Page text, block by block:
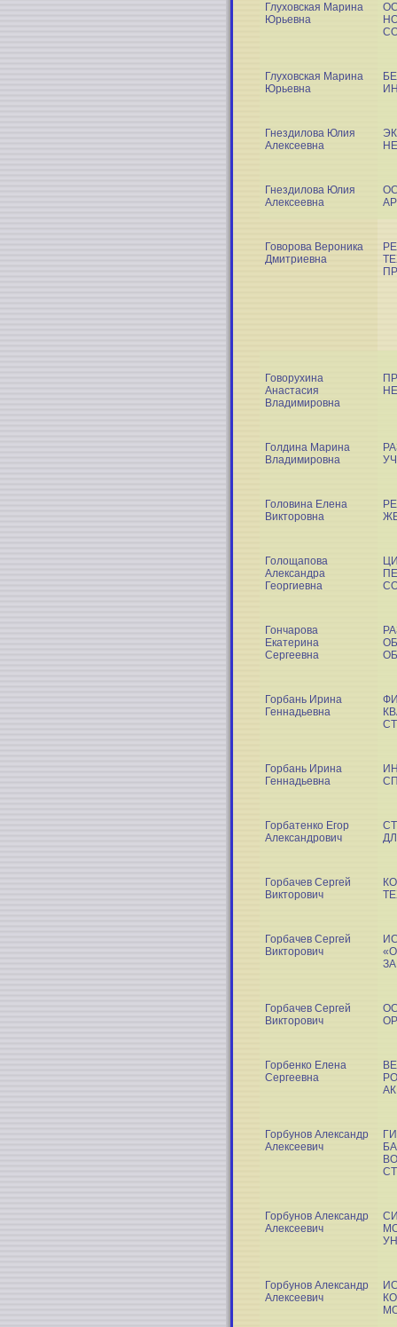
Глуховская Марина
Юрьевна
Глуховская Марина
Юрьевна
Гнездилова Юлия
Алексеевна
Гнездилова Юлия
Алексеевна
Говорова Вероника
Дмитриевна
Говорухина
Анастасия
Владимировна
Голдина Марина
Владимировна
Головина Елена
Викторовна
Голощапова
Александра
Георгиевна
Гончарова
Екатерина
Сергеевна
Горбань Ирина
Геннадьевна
Горбань Ирина
Геннадьевна
Горбатенко Егор
Александрович
Горбачев Сергей
Викторович
Горбачев Сергей
Викторович
Горбачев Сергей
Викторович
Горбенко Елена
Сергеевна
Горбунов Александр
Алексеевич
Горбунов Александр
Алексеевич
Горбунов Александр
Алексеевич